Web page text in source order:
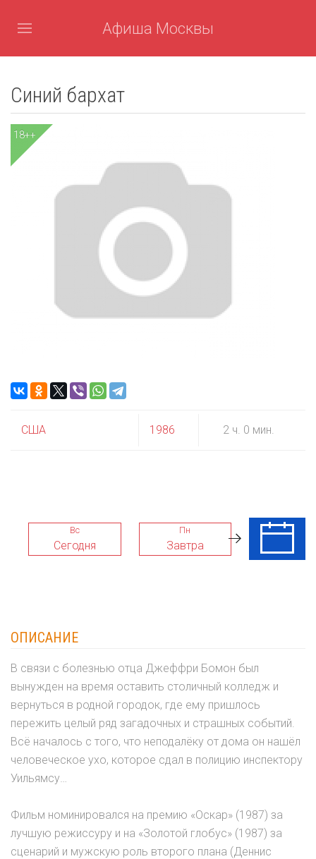
Афиша Москвы
Синий бархат
18++
США 1986 2 ч. 0 мин.
Вс
Сегодня
Пн
Завтра
Вт
ОПИСАНИЕ
В связи с болезнью отца Джеффри Бомон был
вынужден на время оставить столичный колледж и
вернуться в родной городок, где ему пришлось
пережить целый ряд загадочных и страшных событий.
Всё началось с того, что неподалёку от дома он нашёл
человеческое ухо, которое сдал в полицию инспектору
Уильямсу…
Фильм номинировался на премию «Оскар» (1987) за
лучшую режиссуру и на «Золотой глобус» (1987) за
сценарий и мужскую роль второго плана (Деннис